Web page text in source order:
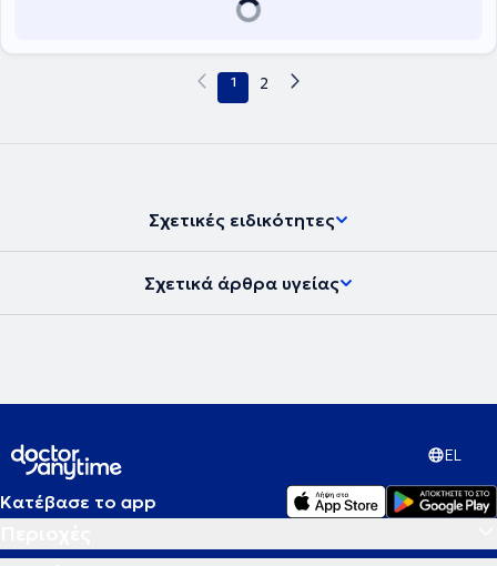
1 2
Σχετικές ειδικότητες
Σχετικά άρθρα υγείας
EL
Κατέβασε το app